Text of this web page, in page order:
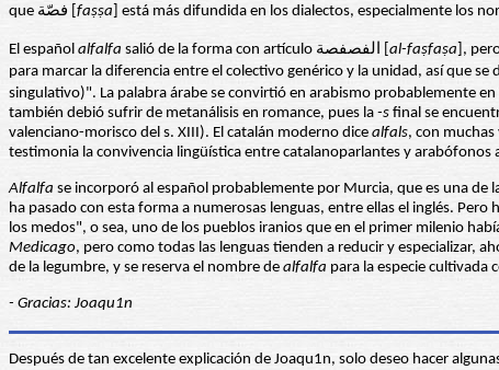
faṣṣa ] está más difundida en los dialectos, especialmente los
El español alfalfa al-faṣfaṣa ],
singulativo)". La palabra árabe se convirtió en arabismo probablemente
también debió sufrir de metanálisis en romance, pues la -s final se
valenciano-morisco del s. XIII). El catalán moderno dice alfals, con
testimonia la convivencia lingüística entre catalanoparlantes y arabófonos
Alfalfa se incorporó al español probablemente por Murcia, que es una de
ha pasado con esta forma a numerosas lenguas, entre ellas el inglés.
los medos", o sea, uno de los pueblos iranios que en el primer milenio
Medicago, pero como todas las lenguas tienden a reducir y especializar,
de la legumbre, y se reserva el nombre de alfalfa para la especie cultivada
- Gracias: Joaqu1n
Después de tan excelente explicación de Joaqu1n, solo deseo hacer